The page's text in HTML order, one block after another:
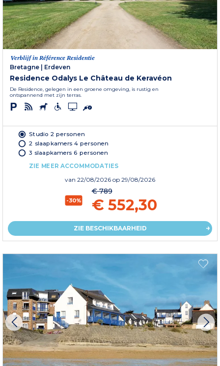
Verblijf in Référence Residentie
Bretagne | Erdeven
Residence Odalys Le Château de Keravéon
De Residence, gelegen in een groene omgeving, is rustig en
ontspannend met zijn terras.
Studio 2 personen
2 slaapkamers 4 personen
3 slaapkamers 6 personen
ZIE MEER ACCOMMODATIES
van 22/08/2026 op 29/08/2026
-30%
€ 789
€ 552,30
ZIE BESCHIKBAARHEID